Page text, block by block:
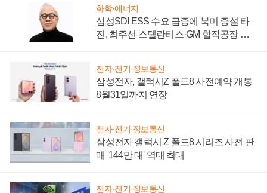
화학·에너지
삼성SDI ESS 수요 급증에 북미 증설 타
진, 최주선 스텔란티스·GM 합작공장 건
전자·전기·정보통신
삼성전자, 갤럭시Z 폴드8 사전예약 개통
8월31일까지 연장
전자·전기·정보통신
삼성전자 갤럭시 Z 폴드8 시리즈 사전 판
매 '144만 대' 역대 최대
전자·전기·정보통신